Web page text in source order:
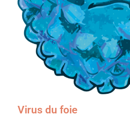
des cartes noires
T-Z
Virus du foie